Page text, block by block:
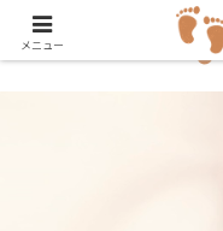
メニュー